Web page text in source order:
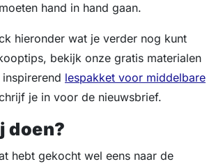
hand in hand gaan.
hieronder wat je verder nog kunt
bekijk onze gratis materialen
lespakket voor middelbare
je in voor de nieuwsbrief.
doen?
hebt gekocht wel eens naar de